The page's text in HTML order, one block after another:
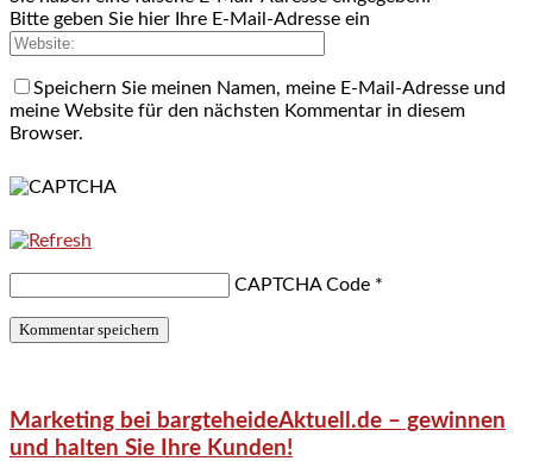
Bitte geben Sie hier Ihre E-Mail-Adresse ein
Speichern Sie meinen Namen, meine E-Mail-Adresse und
meine Website für den nächsten Kommentar in diesem
Browser.
CAPTCHA Code *
Marketing bei bargteheideAktuell.de – gewinnen
und halten Sie Ihre Kunden!